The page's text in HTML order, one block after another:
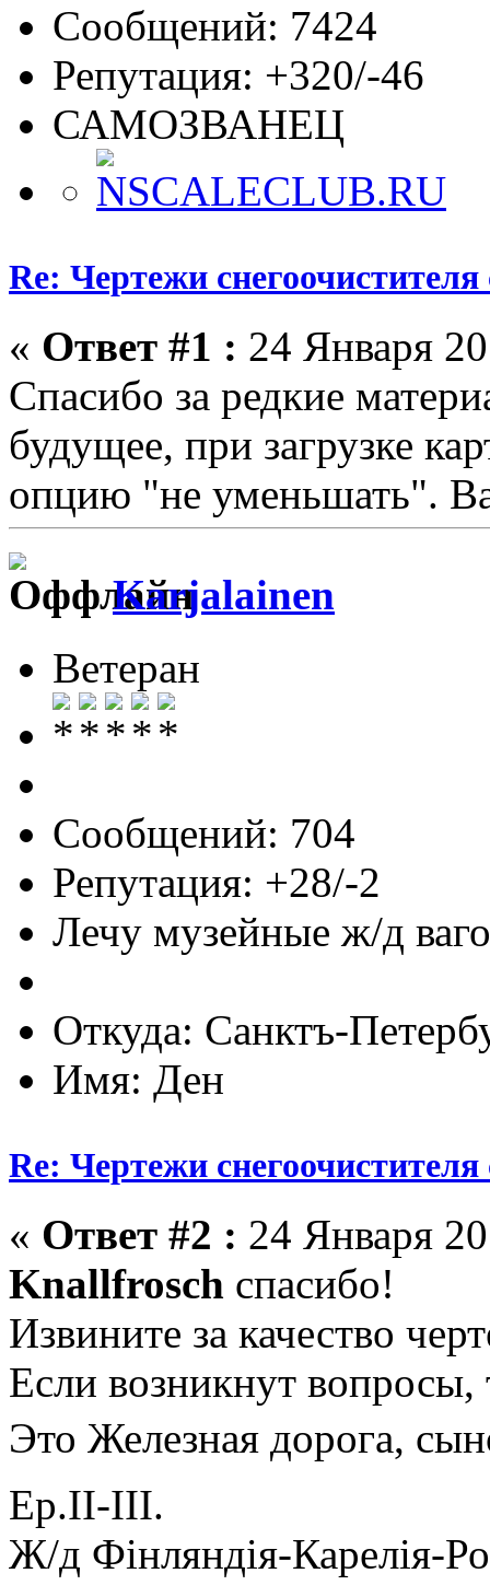
Сообщений: 7424
Репутация: +320/-46
САМОЗВАНЕЦ
Re: Чертежи
« Ответ #1 : 24 Января
Спасибо за редкие
будущее, при загрузке
опцию "не уменьшать".
Karjalainen
Ветеран
Сообщений: 704
Репутация: +28/-2
Лечу музейные ж/д
Откуда: Санктъ-
Имя: Ден
Re: Чертежи
« Ответ #2 : 24 Января
Knallfrosch спасибо!
Извините за качество
Если возникнут вопросы,
Это Железная дорога,
Ер.II-III.
Ж/д Фiнляндiя-Карелiя-